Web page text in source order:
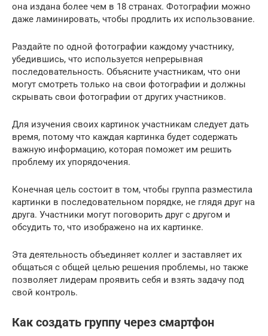
она издана более чем в 18 странах. Фотографии можно
даже ламинировать, чтобы продлить их использование.
Раздайте по одной фотографии каждому участнику,
убедившись, что используется непрерывная
последовательность. Объясните участникам, что они
могут смотреть только на свои фотографии и должны
скрывать свои фотографии от других участников.
Для изучения своих картинок участникам следует дать
время, потому что каждая картинка будет содержать
важную информацию, которая поможет им решить
проблему их упорядочения.
Конечная цель состоит в том, чтобы группа разместила
картинки в последовательном порядке, не глядя друг на
друга. Участники могут поговорить друг с другом и
обсудить то, что изображено на их картинке.
Эта деятельность объединяет коллег и заставляет их
общаться с общей целью решения проблемы, но также
позволяет лидерам проявить себя и взять задачу под
свой контроль.
Как создать группу через смартфон